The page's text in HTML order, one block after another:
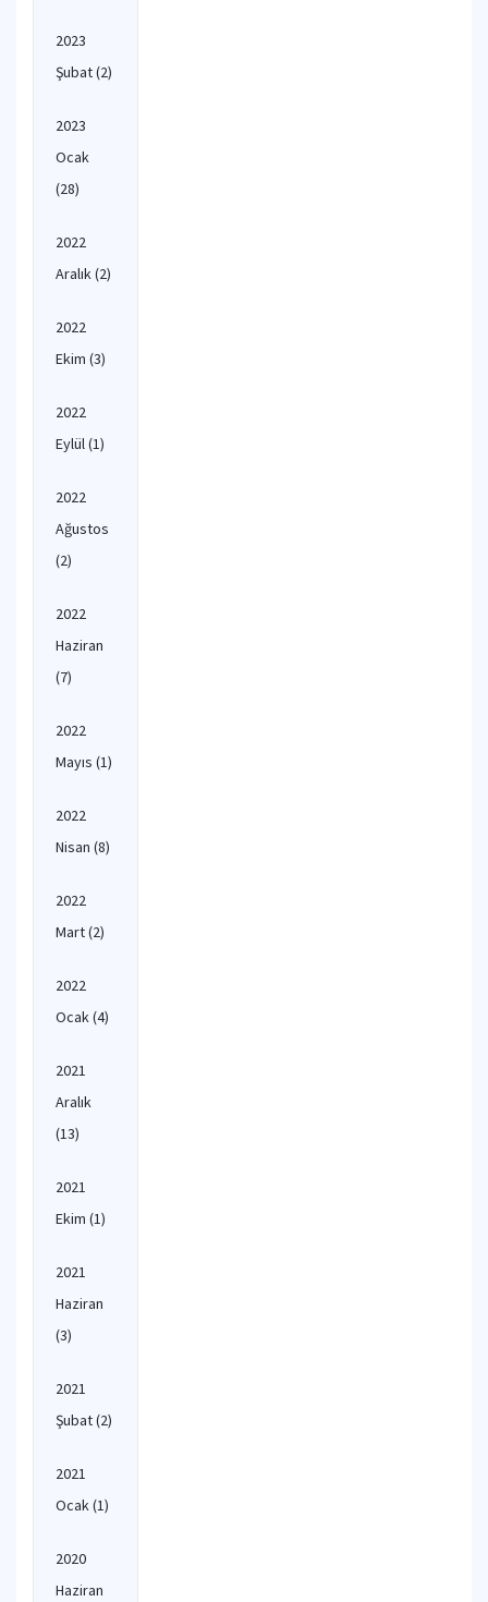
2023
Şubat(2)
2023
Ocak
(28)
2022
Aralık(2)
2022
Ekim (3)
2022
Eylül(1)
2022
Ağustos
(2)
2022
Haziran
(7)
2022
Mayıs (1)
2022
Nisan (8)
2022
Mart(2)
2022
Ocak(4)
2021
Aralık
(13)
2021
Ekim (1)
2021
Haziran
(3)
2021
Şubat(2)
2021
Ocak(1)
2020
Haziran